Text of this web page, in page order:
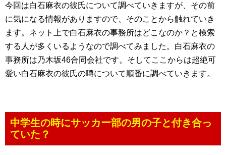
今回は白石麻衣の彼氏について調べていきますが、その前
に気になる情報がありますので、そのことから触れていき
ます。ネット上で白石麻衣の事務所はどこなのか？と検索
する人が多くいるようなので調べてみました。白石麻衣の
事務所は乃木坂46合同会社です。そしてここからは超絶可
愛い白石麻衣の彼氏の噂について順番に調べていきます。
中学生の時にサッカー部の男の子と付き合っ
ていた？